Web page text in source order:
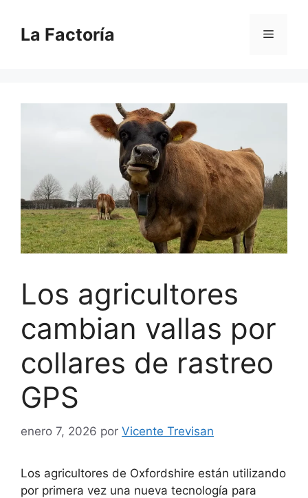
contenido
La Factoría Menú
Los agricultores
cambian vallas por
collares de rastreo
GPS
enero 7, 2026 por Vicente Trevisan
Los agricultores de Oxfordshire están utilizando
por primera vez una nueva tecnología para